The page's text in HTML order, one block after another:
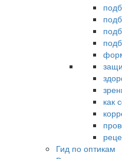
как
Гид по оптикам